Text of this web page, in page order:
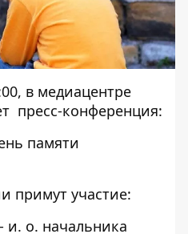
в медиацентре
пресс-конференция:
памяти
примут участие:
и. о. начальника